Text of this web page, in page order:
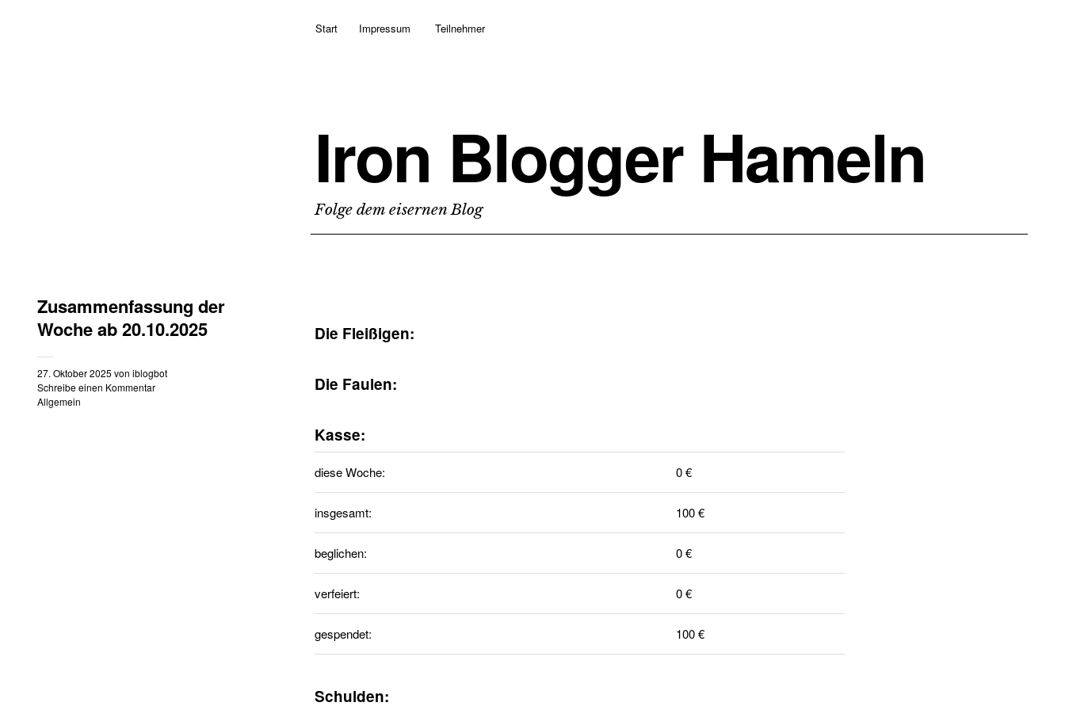
Start Impressum Teilnehmer
Iron Blogger Hameln
Folge dem eisernen Blog
Zusammenfassung der
Woche ab 20.10.2025
27. Oktober 2025 von iblogbot
Schreibe einen Kommentar
Allgemein
Die Fleißigen:
Die Faulen:
Kasse:
diese Woche: 0 €
insgesamt: 100 €
beglichen: 0 €
verfeiert: 0 €
gespendet: 100 €
Schulden: